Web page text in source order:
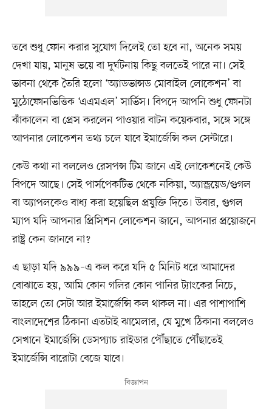
তবে শুধু ফোন করার সুযোগ দিলেই তো হবে না, অনেক সময়
দেখা যায়, মানুষ ভয়ে বা দুর্ঘটনায় কিছু বলতেই পারে না। সেই
ভাবনা থেকে তৈরি হলো ‘অ্যাডভান্সড মোবাইল লোকেশন’ বা
মুঠোফোনভিত্তিক ‘এএমএল’ সার্ভিস। বিপদে আপনি শুধু ফোনটা
ঝাঁকালেন বা প্রেস করলেন পাওয়ার বাটন কয়েকবার, সঙ্গে সঙ্গে
আপনার লোকেশন তথ্য চলে যাবে ইমার্জেন্সি কল সেন্টারে।
কেউ কথা না বললেও রেসপন্স টিম জানে এই লোকেশনেই কেউ
বিপদে আছে। সেই পার্সপেকটিভ থেকে নকিয়া, অ্যান্ড্রয়েড/গুগল
বা অ্যাপলকেও বাধ্য করা হয়েছিল প্রযুক্তি দিতে। উবার, গুগল
ম্যাপ যদি আপনার প্রিসিশন লোকেশন জানে, আপনার প্রয়োজনে
রাষ্ট্র কেন জানবে না?
এ ছাড়া যদি ৯৯৯–এ কল করে যদি ৫ মিনিট ধরে আমাদের
বোঝাতে হয়, আমি কোন গলির কোন পানির ট্যাংকের নিচে,
তাহলে তো সেটা আর ইমার্জেন্সি কল থাকল না। এর পাশাপাশি
বাংলাদেশের ঠিকানা এতটাই ঝামেলার, যে মুখে ঠিকানা বললেও
সেখানে ইমার্জেন্সি ডেসপ্যাচ রাইডার পৌঁছাতে পৌঁছাতেই
ইমার্জেন্সি বারোটা বেজে যাবে।